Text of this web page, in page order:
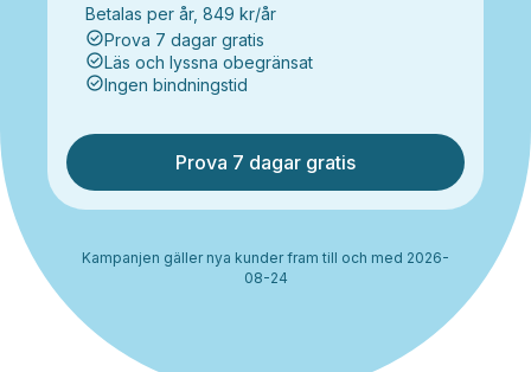
Betalas per år, 849 kr/år
Prova 7 dagar gratis
Läs och lyssna obegränsat
Ingen bindningstid
Prova 7 dagar gratis
Kampanjen gäller nya kunder fram till och med 2026-
08-24